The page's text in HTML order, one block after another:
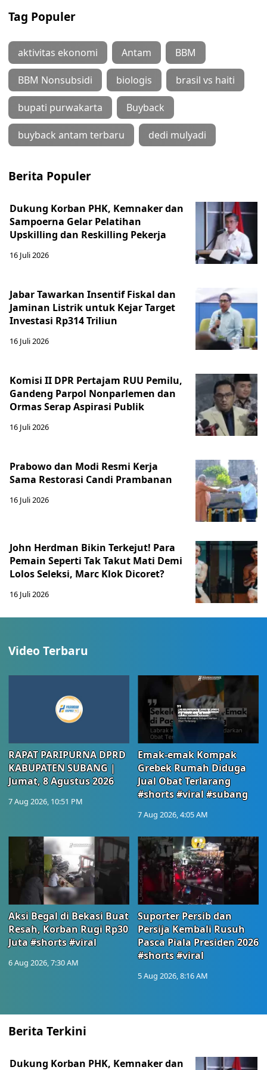
Tag Populer
aktivitas ekonomi Antam BBM
BBM Nonsubsidi biologis brasil vs haiti
bupati purwakarta Buyback
buyback antam terbaru dedi mulyadi
Berita Populer
Dukung Korban PHK, Kemnaker dan
Sampoerna Gelar Pelatihan
Upskilling dan Reskilling Pekerja
16 Juli 2026
Jabar Tawarkan Insentif Fiskal dan
Jaminan Listrik untuk Kejar Target
Investasi Rp314 Triliun
16 Juli 2026
Komisi II DPR Pertajam RUU Pemilu,
Gandeng Parpol Nonparlemen dan
Ormas Serap Aspirasi Publik
16 Juli 2026
Prabowo dan Modi Resmi Kerja
Sama Restorasi Candi Prambanan
16 Juli 2026
John Herdman Bikin Terkejut! Para
Pemain Seperti Tak Takut Mati Demi
Lolos Seleksi, Marc Klok Dicoret?
16 Juli 2026
Video Terbaru
RAPAT PARIPURNA DPRD
KABUPATEN SUBANG |
Jumat, 8 Agustus 2026
7 Aug 2026, 10:51 PM
Emak-emak Kompak
Grebek Rumah Diduga
Jual Obat Terlarang
#shorts #viral #subang
7 Aug 2026, 4:05 AM
Aksi Begal di Bekasi Buat
Resah, Korban Rugi Rp30
Juta #shorts #viral
6 Aug 2026, 7:30 AM
Suporter Persib dan
Persija Kembali Rusuh
Pasca Piala Presiden 2026
#shorts #viral
5 Aug 2026, 8:16 AM
Berita Terkini
Dukung Korban PHK, Kemnaker dan